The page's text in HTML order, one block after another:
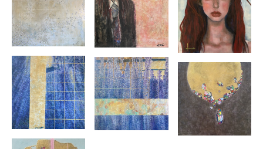
2009年
絵を学びにスペイン「 CIRCULO DE BELLASARTEST 」へ
大阪神戸STUDIO Q2 にてグループ展参加
2009年
大阪サンダビンチart schoolで絵を学ぶ
2008年